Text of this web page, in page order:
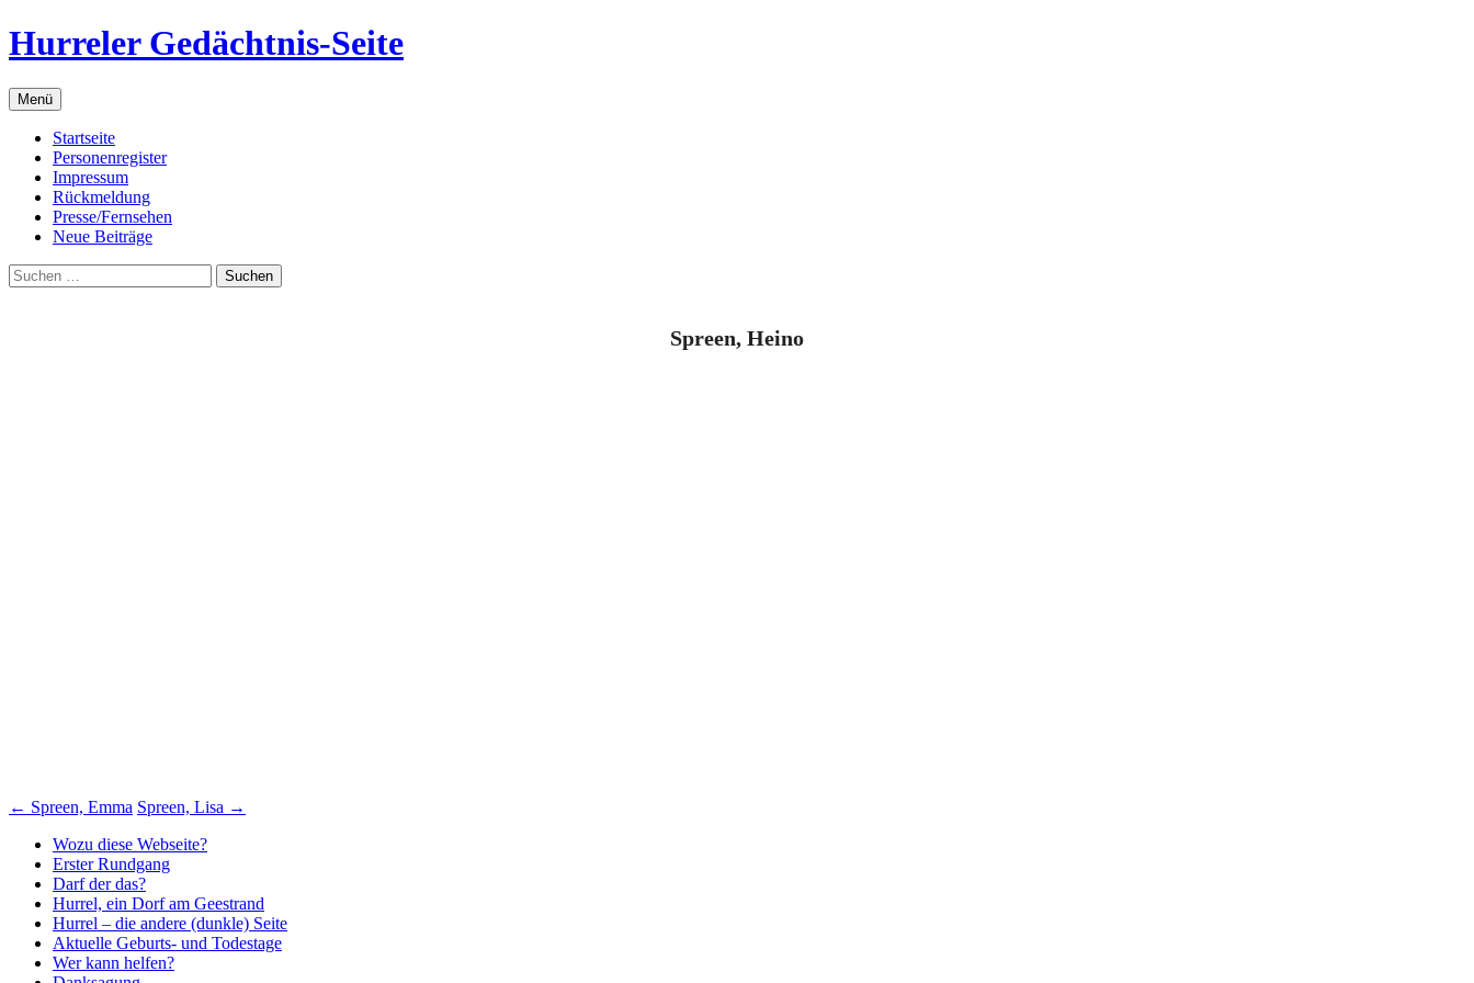
Zum
Inhalt
Hurreler Gedächtnis-Seite
Menü
Startseite
Personenregister
Impressum
Rückmeldung
Presse/Fernsehen
Neue Beiträge
Suchen
nach:
Spreen, Heino
Beitragsnavigation
← Spreen, Emma Spreen, Lisa →
Wozu diese Webseite?
Erster Rundgang
Darf der das?
Hurrel, ein Dorf am Geestrand
Hurrel – die andere (dunkle) Seite
Aktuelle Geburts- und Todestage
Wer kann helfen?